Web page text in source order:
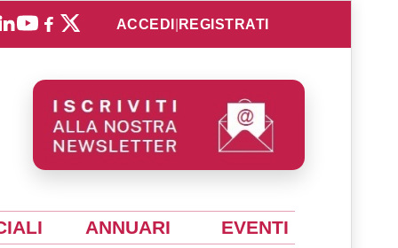
ACCEDI REGISTRATI
ANNUARI EVENTI